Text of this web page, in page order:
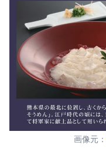
画像元：